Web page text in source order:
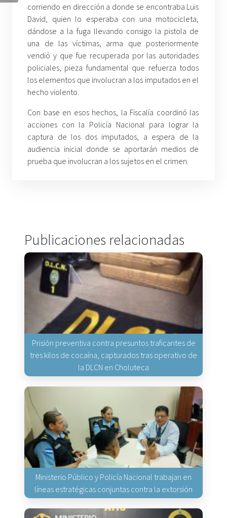
corriendo en dirección a donde se encontraba Luis
David, quien lo esperaba con una motocicleta,
dándose a la fuga llevando consigo la pistola de
una de las víctimas, arma que posteriormente
vendió y que fue recuperada por las autoridades
policiales, pieza fundamental que refuerza todos
los elementos que involucran a los imputados en el
hecho violento.
Con base en esos hechos, la Fiscalía coordinó las
acciones con la Policía Nacional para lograr la
captura de los dos imputados, a espera de la
audiencia inicial donde se aportarán medios de
prueba que involucran a los sujetos en el crimen.
Publicaciones relacionadas
Prisión preventiva contra presuntos traficantes de
tres kilos de cocaína, capturados tras operativo de
la DLCN en Choluteca
Ministerio Público y Policía Nacional trabajan en
líneas estratégicas conjuntas contra la extorsión